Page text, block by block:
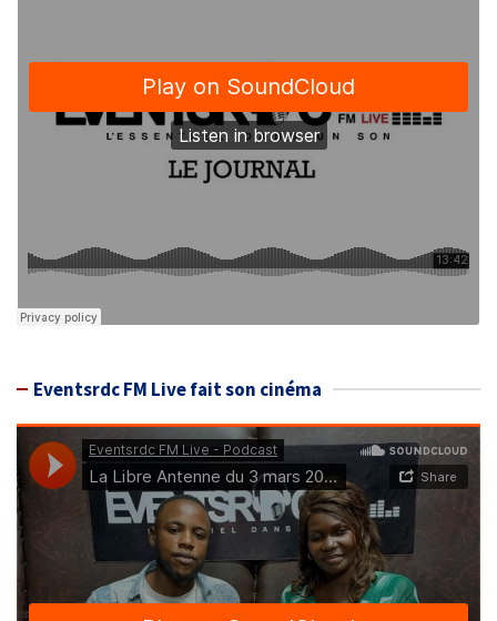
Eventsrdc FM Live fait son cinéma